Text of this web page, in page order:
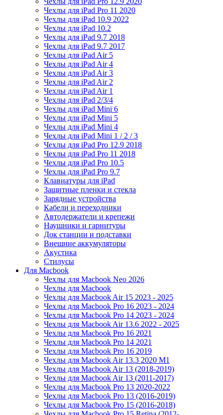
Чехлы для iPad Pro 11 2020
Чехлы для iPad 10.9 2022
Чехлы для iPad 10.2
Чехлы для iPad 9.7 2018
Чехлы для iPad 9.7 2017
Чехлы для iPad Air 5
Чехлы для iPad Air 4
Чехлы для iPad Air 3
Чехлы для iPad Air 2
Чехлы для iPad Air 1
Чехлы для iPad 2/3/4
Чехлы для iPad Mini 6
Чехлы для iPad Mini 5
Чехлы для iPad Mini 4
Чехлы для iPad Mini 1 / 2 / 3
Чехлы для iPad Pro 12.9 2018
Чехлы для iPad Pro 11 2018
Чехлы для iPad Pro 10.5
Чехлы для iPad Pro 9.7
Клавиатуры для iPad
Защитные пленки и стекла
Зарядные устройства
Кабели и переходники
Автодержатели и крепежи
Наушники и гарнитуры
Док станции и подставки
Внешние аккумуляторы
Акустика
Стилусы
Для Macbook
Чехлы для Macbook Neo 2026
Чехлы для Macbook
Чехлы для Macbook Air 15 2023 - 2025
Чехлы для Macbook Pro 16 2023 - 2024
Чехлы для Macbook Pro 14 2023 - 2024
Чехлы для Macbook Air 13.6 2022 - 2025
Чехлы для Macbook Pro 16 2021
Чехлы для Macbook Pro 14 2021
Чехлы для Macbook Pro 16 2019
Чехлы для Macbook Air 13.3 2020 M1
Чехлы для Macbook Air 13 (2018-2019)
Чехлы для Macbook Air 13 (2011-2017)
Чехлы для Macbook Pro 13 2020-2022
Чехлы для Macbook Pro 13 (2016-2019)
Чехлы для Macbook Pro 15 (2016-2018)